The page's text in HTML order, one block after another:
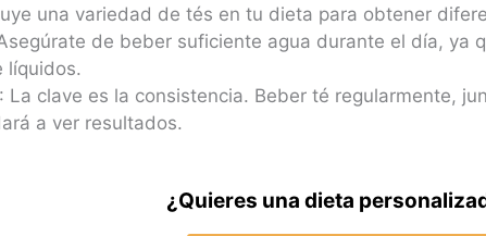
una variedad de tés en tu dieta para obtener
de beber suficiente agua durante el día, ya
líquidos.
: La clave es la consistencia. Beber té regularmente,
a ver resultados.
¿Quieres una dieta